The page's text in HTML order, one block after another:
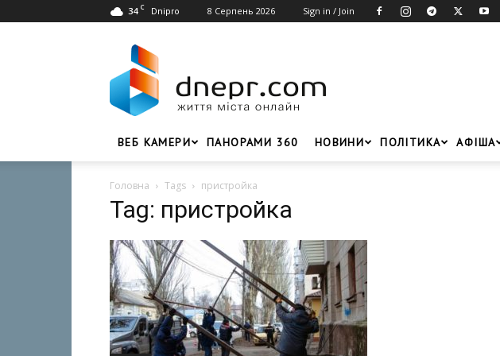
34 C Dnipro 8 Серпень 2026 Sign in / Join
Головний
портал
Дніпра
ВЕБ КАМЕРИ ПАНОРАМИ 360 НОВИНИ ПОЛІТИКА АФІША
Головна Tags пристройка
Tag: пристройка